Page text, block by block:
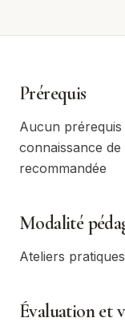
Prérequis
Aucun
connaissance
recommandée
Modalité
Ateliers
Évaluation et